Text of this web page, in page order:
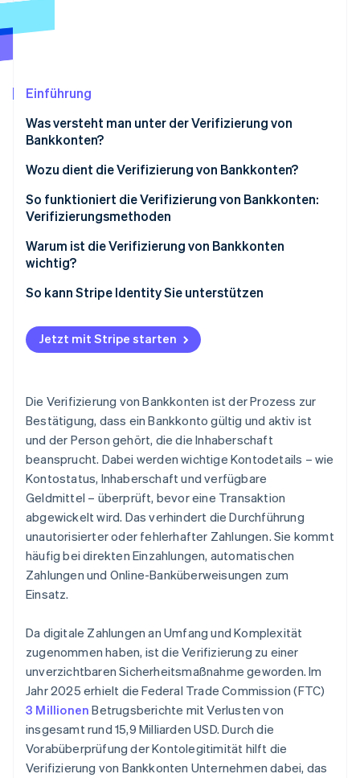
Betrugsprävention
Atlas
Online-Identitätsprüfung
Stripe-Sessions 2026
Jetzt ansehen
Einführung
Was versteht man unter der Verifizierung von
Bankkonten?
Wozu dient die Verifizierung von Bankkonten?
So funktioniert die Verifizierung von Bankkonten:
Verifizierungsmethoden
Sofortige Verifizierung
Automatische Validierung von Bankkonten
Verifizierung durch Mikroeinzahlungen
Dokumentenbasierte Verifizierung
Warum ist die Verifizierung von Bankkonten
wichtig?
Betrug verhindern und die Kontolegitimität
Zuverlässige automatisierte und digitale Zahlungen
ermöglichen
Anforderungen erfüllen
Datengenauigkeit erhöhen
Beziehungen zu Kontoinhaberinnen und -inhabern
stärken und pflegen
So kann Stripe Identity Sie unterstützen
Jetzt mit Stripe starten
Die Verifizierung von Bankkonten ist der Prozess zur
Bestätigung, dass ein Bankkonto gültig und aktiv ist
und der Person gehört, die die Inhaberschaft
beansprucht. Dabei werden wichtige Kontodetails – wie
Kontostatus, Inhaberschaft und verfügbare
Geldmittel – überprüft, bevor eine Transaktion
abgewickelt wird. Das verhindert die Durchführung
unautorisierter oder fehlerhafter Zahlungen. Sie kommt
häufig bei direkten Einzahlungen, automatischen
Zahlungen und Online-Banküberweisungen zum
Einsatz.
Da digitale Zahlungen an Umfang und Komplexität
zugenommen haben, ist die Verifizierung zu einer
unverzichtbaren Sicherheitsmaßnahme geworden. Im
Jahr 2025 erhielt die Federal Trade Commission (FTC)
3 Millionen Betrugsberichte mit Verlusten von
insgesamt rund 15,9 Milliarden USD. Durch die
Vorabüberprüfung der Kontolegitimität hilft die
Verifizierung von Bankkonten Unternehmen dabei, das